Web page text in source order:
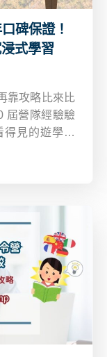
碑保證！
式學習
靠攻略比來比
屆營隊經驗驗
見的遊學路